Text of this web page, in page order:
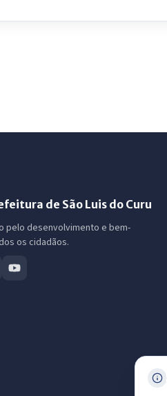
de São Luis do Curu
pelo desenvolvimento e bem-
os cidadãos.